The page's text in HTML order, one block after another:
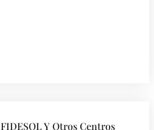
FIDESOL Y Otros Centros